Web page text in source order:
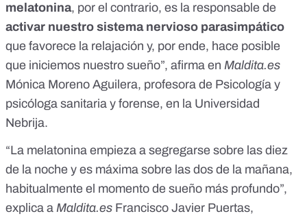
melatonina, por el contrario, es la responsable de
activar nuestro sistema nervioso parasimpático
que favorece la relajación y, por ende, hace posible
que iniciemos nuestro sueño”, afirma en Maldita.es
Mónica Moreno Aguilera, profesora de Psicología y
psicóloga sanitaria y forense, en la Universidad
Nebrija.
“La melatonina empieza a segregarse sobre las diez
de la noche y es máxima sobre las dos de la mañana,
habitualmente el momento de sueño más profundo”,
explica a Maldita.es Francisco Javier Puertas,